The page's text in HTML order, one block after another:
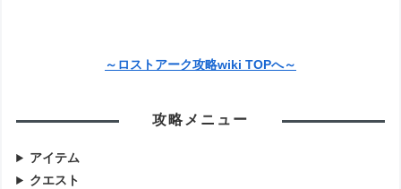
～ロストアーク攻略wiki TOPへ～
攻略メニュー
アイテム
クエスト